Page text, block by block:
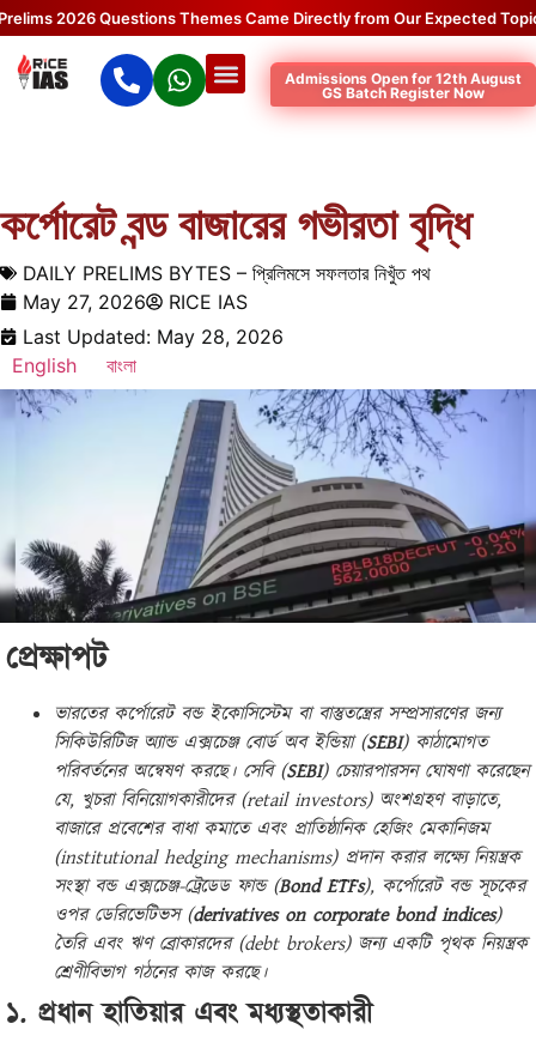
2026 Questions Themes Came Directly from Our Expected Topics.
Admissions Open for 12th August
GS Batch Register Now
কর্পোরেট বন্ড বাজারের গভীরতা বৃদ্ধি
DAILY PRELIMS BYTES – প্রিলিমসে সফলতার নিখুঁত পথ
May 27, 2026
RICE IAS
Last Updated: May 28, 2026
English
বাংলা
প্রেক্ষাপট
ভারতের কর্পোরেট বন্ড ইকোসিস্টেম বা বাস্তুতন্ত্রের সম্প্রসারণের জন্য
সিকিউরিটিজ অ্যান্ড এক্সচেঞ্জ বোর্ড অব ইন্ডিয়া (SEBI) কাঠামোগত
পরিবর্তনের অন্বেষণ করছে। সেবি (SEBI) চেয়ারপারসন ঘোষণা করেছেন
যে, খুচরা বিনিয়োগকারীদের (retail investors) অংশগ্রহণ বাড়াতে,
বাজারে প্রবেশের বাধা কমাতে এবং প্রাতিষ্ঠানিক হেজিং মেকানিজম
(institutional hedging mechanisms) প্রদান করার লক্ষ্যে নিয়ন্ত্রক
সংস্থা বন্ড এক্সচেঞ্জ-ট্রেডেড ফান্ড (Bond ETFs), কর্পোরেট বন্ড সূচকের
ওপর ডেরিভেটিভস (derivatives on corporate bond indices)
তৈরি এবং ঋণ ব্রোকারদের (debt brokers) জন্য একটি পৃথক নিয়ন্ত্রক
শ্রেণীবিভাগ গঠনের কাজ করছে।
১. প্রধান হাতিয়ার এবং মধ্যস্থতাকারী